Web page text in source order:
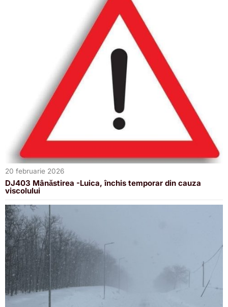
20 februarie 2026
DJ403 Mânăstirea -Luica, închis temporar din cauza
viscolului